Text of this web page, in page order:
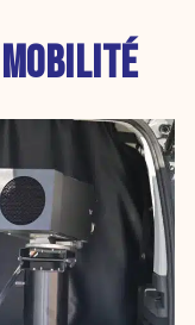
MOBILITÉ